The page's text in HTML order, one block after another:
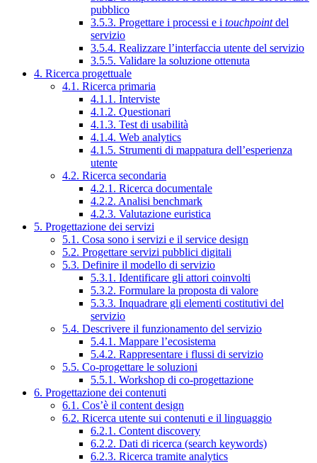
pubblico
3.5.3. Progettare i processi e i touchpointdel
servizio
3.5.4. Realizzare l’interfaccia utente del servizio
3.5.5. Validare la soluzione ottenuta
4. Ricerca progettuale
4.1. Ricerca primaria
4.1.1. Interviste
4.1.2. Questionari
4.1.3. Test di usabilità
4.1.4. Web analytics
4.1.5. Strumenti di mappatura dell’esperienza
utente
4.2. Ricerca secondaria
4.2.1. Ricerca documentale
4.2.2. Analisi benchmark
4.2.3. Valutazione euristica
5. Progettazione dei servizi
5.1. Cosa sono i servizi e il service design
5.2. Progettare servizi pubblici digitali
5.3. Definire il modello di servizio
5.3.1. Identificare gli attori coinvolti
5.3.2. Formulare la proposta di valore
5.3.3. Inquadrare gli elementi costitutivi del
servizio
5.4. Descrivere il funzionamento del servizio
5.4.1. Mappare l’ecosistema
5.4.2. Rappresentare i flussi di servizio
5.5. Co-progettare le soluzioni
5.5.1. Workshop di co-progettazione
6. Progettazione dei contenuti
6.1. Cos’è il content design
6.2. Ricerca utente sui contenuti e il linguaggio
6.2.1. Content discovery
6.2.2. Dati di ricerca (search keywords)
6.2.3. Ricerca tramite analytics